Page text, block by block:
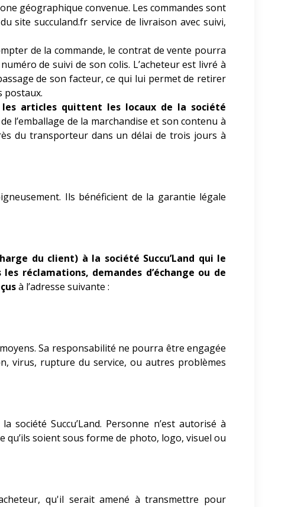
géographique convenue. Les commandes sont
site succuland.fr service de livraison avec suivi,
de la commande, le contrat de vente pourra
de suivi de son colis. L’acheteur est livré à
de son facteur, ce qui lui permet de retirer
postaux.
articles quittent les locaux de la société
l’emballage de la marchandise et son contenu à
du transporteur dans un délai de trois jours à
Ils bénéficient de la garantie légale
du client) à la société Succu’Land qui le
les réclamations, demandes d’échange ou de
à l’adresse suivante :
Sa responsabilité ne pourra être engagée
virus, rupture du service, ou autres problèmes
Succu’Land. Personne n’est autorisé à
soient sous forme de photo, logo, visuel ou
qu'il serait amené à transmettre pour